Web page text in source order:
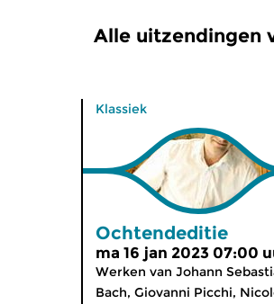
Alle uitzendingen
Klassiek
Ochtendeditie
ma 16 jan 2023 07:00
Werken van Johann
Bach, Giovanni Picchi,